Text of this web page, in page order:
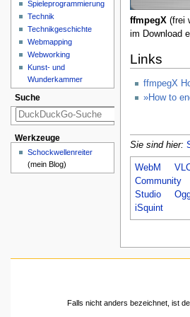
ffmpegX(frei
im Download
Links
ffmpegX
»How to
Sie sind hier:
WebM
Community
Studio
iSquint
Spieleprogrammierung
Technik
Technikgeschichte
Webmapping
Webworking
Kunst- und
Wunderkammer
Suche
Werkzeuge
Schockwellenreiter
(mein Blog)
Falls nicht anders bezeichnet, ist